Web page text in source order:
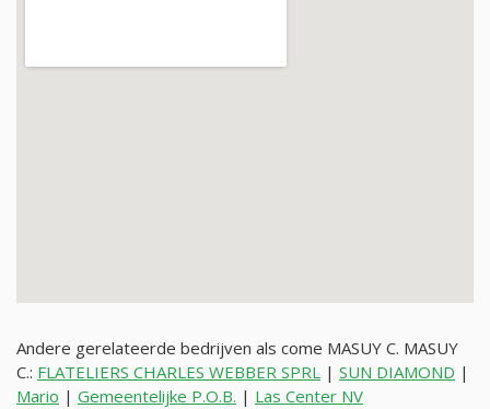
Andere gerelateerde bedrijven als come MASUY C. MASUY
C.: FLATELIERS CHARLES WEBBER SPRL | SUN DIAMOND |
Mario | Gemeentelijke P.O.B. | Las Center NV